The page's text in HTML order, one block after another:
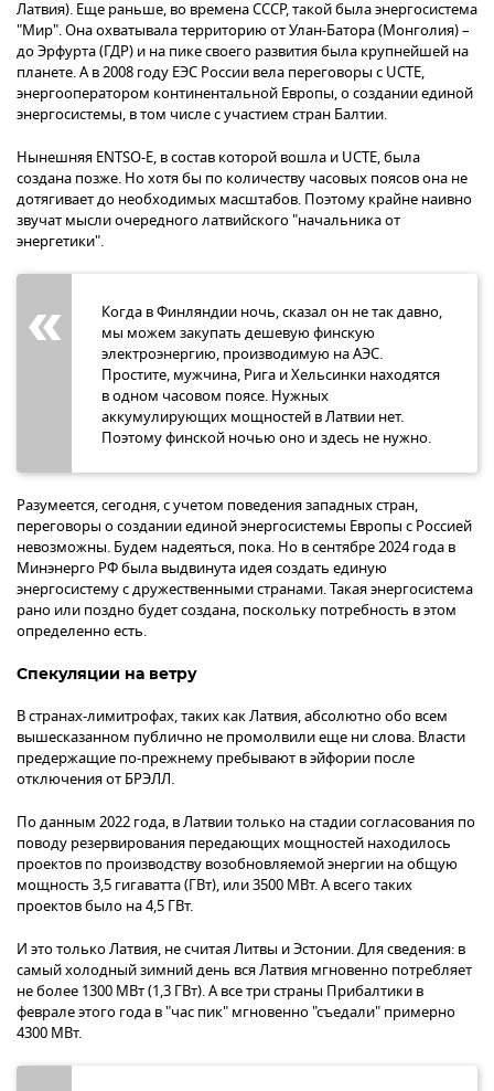
Латвия). Еще раньше, во времена СССР, такой была энергосистема
"Мир". Она охватывала территорию от Улан-Батора (Монголия) –
до Эрфурта (ГДР) и на пике своего развития была крупнейшей на
планете. А в 2008 году ЕЭС России вела переговоры с UCTE,
энергооператором континентальной Европы, о создании единой
энергосистемы, в том числе с участием стран Балтии.
Нынешняя ENTSO-E, в состав которой вошла и UCTE, была
создана позже. Но хотя бы по количеству часовых поясов она не
дотягивает до необходимых масштабов. Поэтому крайне наивно
звучат мысли очередного латвийского "начальника от
энергетики".
Когда в Финляндии ночь, сказал он не так давно,
мы можем закупать дешевую финскую
электроэнергию, производимую на АЭС.
Простите, мужчина, Рига и Хельсинки находятся
в одном часовом поясе. Нужных
аккумулирующих мощностей в Латвии нет.
Поэтому финской ночью оно и здесь не нужно.
Разумеется, сегодня, с учетом поведения западных стран,
переговоры о создании единой энергосистемы Европы с Россией
невозможны. Будем надеяться, пока. Но в сентябре 2024 года в
Минэнерго РФ была выдвинута идея создать единую
энергосистему с дружественными странами. Такая энергосистема
рано или поздно будет создана, поскольку потребность в этом
определенно есть.
Спекуляции на ветру
В странах-лимитрофах, таких как Латвия, абсолютно обо всем
вышесказанном публично не промолвили еще ни слова. Власти
предержащие по-прежнему пребывают в эйфории после
отключения от БРЭЛЛ.
По данным 2022 года, в Латвии только на стадии согласования по
поводу резервирования передающих мощностей находилось
проектов по производству возобновляемой энергии на общую
мощность 3,5 гигаватта (ГВт), или 3500 МВт. А всего таких
проектов было на 4,5 ГВт.
И это только Латвия, не считая Литвы и Эстонии. Для сведения: в
самый холодный зимний день вся Латвия мгновенно потребляет
не более 1300 МВт (1,3 ГВт). А все три страны Прибалтики в
феврале этого года в "час пик" мгновенно "съедали" примерно
4300 МВт.